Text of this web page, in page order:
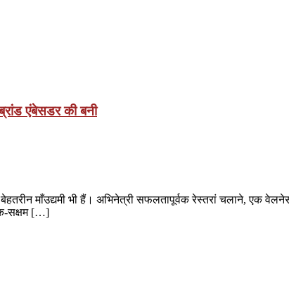
एंबेसडर की बनी
माँउद्यमी भी हैं। अभिनेत्री सफलतापूर्वक रेस्तरां चलाने, एक
सक्षम […]